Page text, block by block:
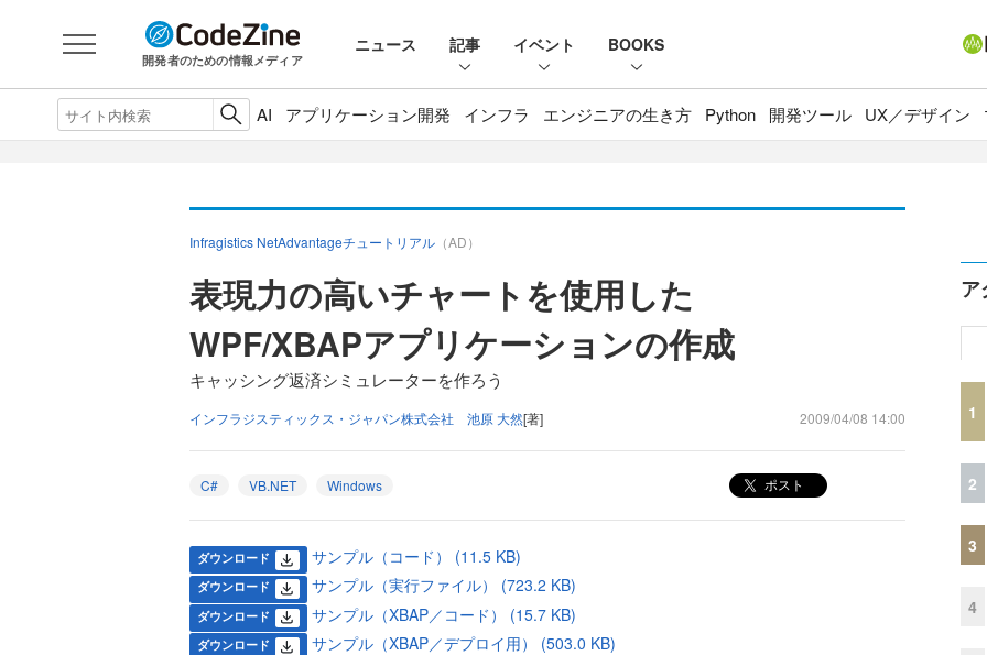
開発者のための情報メディア
ニュース 記事 イベント BOOKS
AI アプリケーション開発 インフラ エンジニアの生き方 Python 開発ツール UX／デザイン
Infragistics NetAdvantageチュートリアル （AD）
表現力の高いチャートを使用した
WPF/XBAPアプリケーションの作成
キャッシング返済シミュレーターを作ろう
インフラジスティックス・ジャパン株式会社 池原 大然[著] 2009/04/08 14:00
C# VB.NET Windows ポスト
ダウンロード サンプル（コード） (11.5 KB)
ダウンロード サンプル（実行ファイル） (723.2 KB)
ダウンロード サンプル（XBAP／コード） (15.7 KB)
ダウンロード サンプル（XBAP／デプロイ用） (503.0 KB)
ア
1
2
3
4